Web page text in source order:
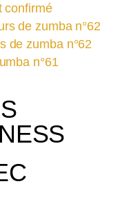
confirmé
de zumba n°62
de zumba n°62
n°61